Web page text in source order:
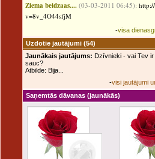
Ziema beidzaas.... (03-03-2011 06:45):
v=8v_4O44sfjM
-visa
Uzdotie jautājumi (54)
Jaunākais jautājums: Dzīvnieki - vai Tev
sauc?
Atbilde: Bija...
-visi jautājumi
Saņemtās dāvanas (jaunākās)